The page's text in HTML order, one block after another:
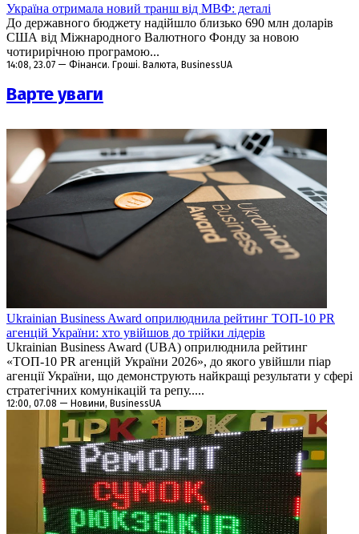
Україна отримала новий транш від МВФ: деталі
До державного бюджету надійшло близько 690 млн доларів
США від Міжнародного Валютного Фонду за новою
чотирирічною програмою...
14:08, 23.07 — Фінанси. Гроші. Валюта, BusinessUA
Варте уваги
Ukrainian Business Award оприлюднила рейтинг ТОП-10 PR
агенцій України: хто увійшов до трійки лідерів
Ukrainian Business Award (UBA) оприлюднила рейтинг
«ТОП-10 PR агенцій України 2026», до якого увійшли піар
агенції України, що демонструють найкращі результати у сфері
стратегічних комунікацій та репу.....
12:00, 07.08 — Новини, BusinessUA